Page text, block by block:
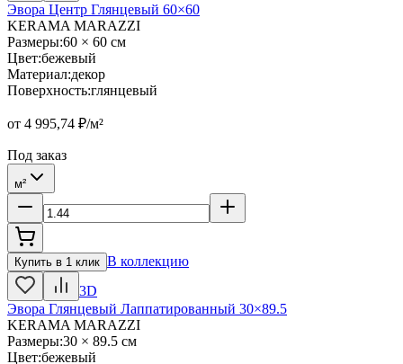
Эвора Центр Глянцевый 60×60
KERAMA MARAZZI
Размеры:60 × 60 см
Цвет:бежевый
Материал:декор
Поверхность:глянцевый
от 4 995,74 ₽/м²
Под заказ
м²
Купить в 1 клик В коллекцию
3D
Эвора Глянцевый Лаппатированный 30×89.5
KERAMA MARAZZI
Размеры:30 × 89.5 см
Цвет:бежевый